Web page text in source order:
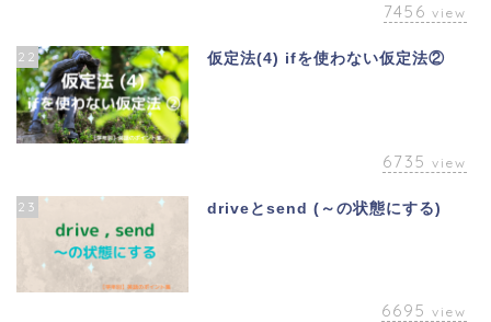
7456 view
22 仮定法(4) ifを使わない仮定法②
6735 view
23 driveとsend (～の状態にする)
6695 view